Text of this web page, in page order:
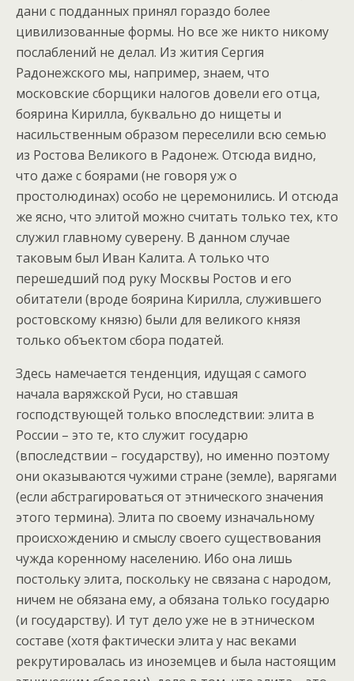
дани с подданных принял гораздо более
цивилизованные формы. Но все же никто никому
послаблений не делал. Из жития Сергия
Радонежского мы, например, знаем, что
московские сборщики налогов довели его отца,
боярина Кирилла, буквально до нищеты и
насильственным образом переселили всю семью
из Ростова Великого в Радонеж. Отсюда видно,
что даже с боярами (не говоря уж о
простолюдинах) особо не церемонились. И отсюда
же ясно, что элитой можно считать только тех, кто
служил главному суверену. В данном случае
таковым был Иван Калита. А только что
перешедший под руку Москвы Ростов и его
обитатели (вроде боярина Кирилла, служившего
ростовскому князю) были для великого князя
только объектом сбора податей.
Здесь намечается тенденция, идущая с самого
начала варяжской Руси, но ставшая
господствующей только впоследствии: элита в
России – это те, кто служит государю
(впоследствии – государству), но именно поэтому
они оказываются чужими стране (земле), варягами
(если абстрагироваться от этнического значения
этого термина). Элита по своему изначальному
происхождению и смыслу своего существования
чужда коренному населению. Ибо она лишь
постольку элита, поскольку не связана с народом,
ничем не обязана ему, а обязана только государю
(и государству). И тут дело уже не в этническом
составе (хотя фактически элита у нас веками
рекрутировалась из иноземцев и была настоящим